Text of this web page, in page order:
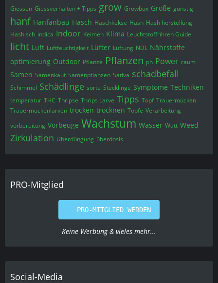
Giessen Giessverhalten + Tipps grow Growbox Größe günstig
hanf Hanfanbau Hasch Haschkekse Hash Hash herstellung
Hashisch indica Indoor Keimen Klima Leuchtstoffrïhren Guide
licht Luft Luftfeuchtigkeit Lüfter Lüftung NDL Nährstoffe
optimierung Outdoor Pflanze Pflanzen ph Power raum
Samen Samenkauf Samenpflanzen Sativa schadbefall
Schimmel Schädlinge sorte Stecklinge Symptome Techniken
temperatur THC Thripse Thrips Larve Tipps Topf Trauermücken
Trauermückenlarven trocken trocknen Töpfe Verarbeitung
vorbereitung Vorbeuge Wachstum Wasser Watt Weed
Zirkulation Überdüngung überdosis
PRO-Mitglied
PRO-MITGLIED WERDEN
Keine Werbung & vieles mehr...
Social-Media